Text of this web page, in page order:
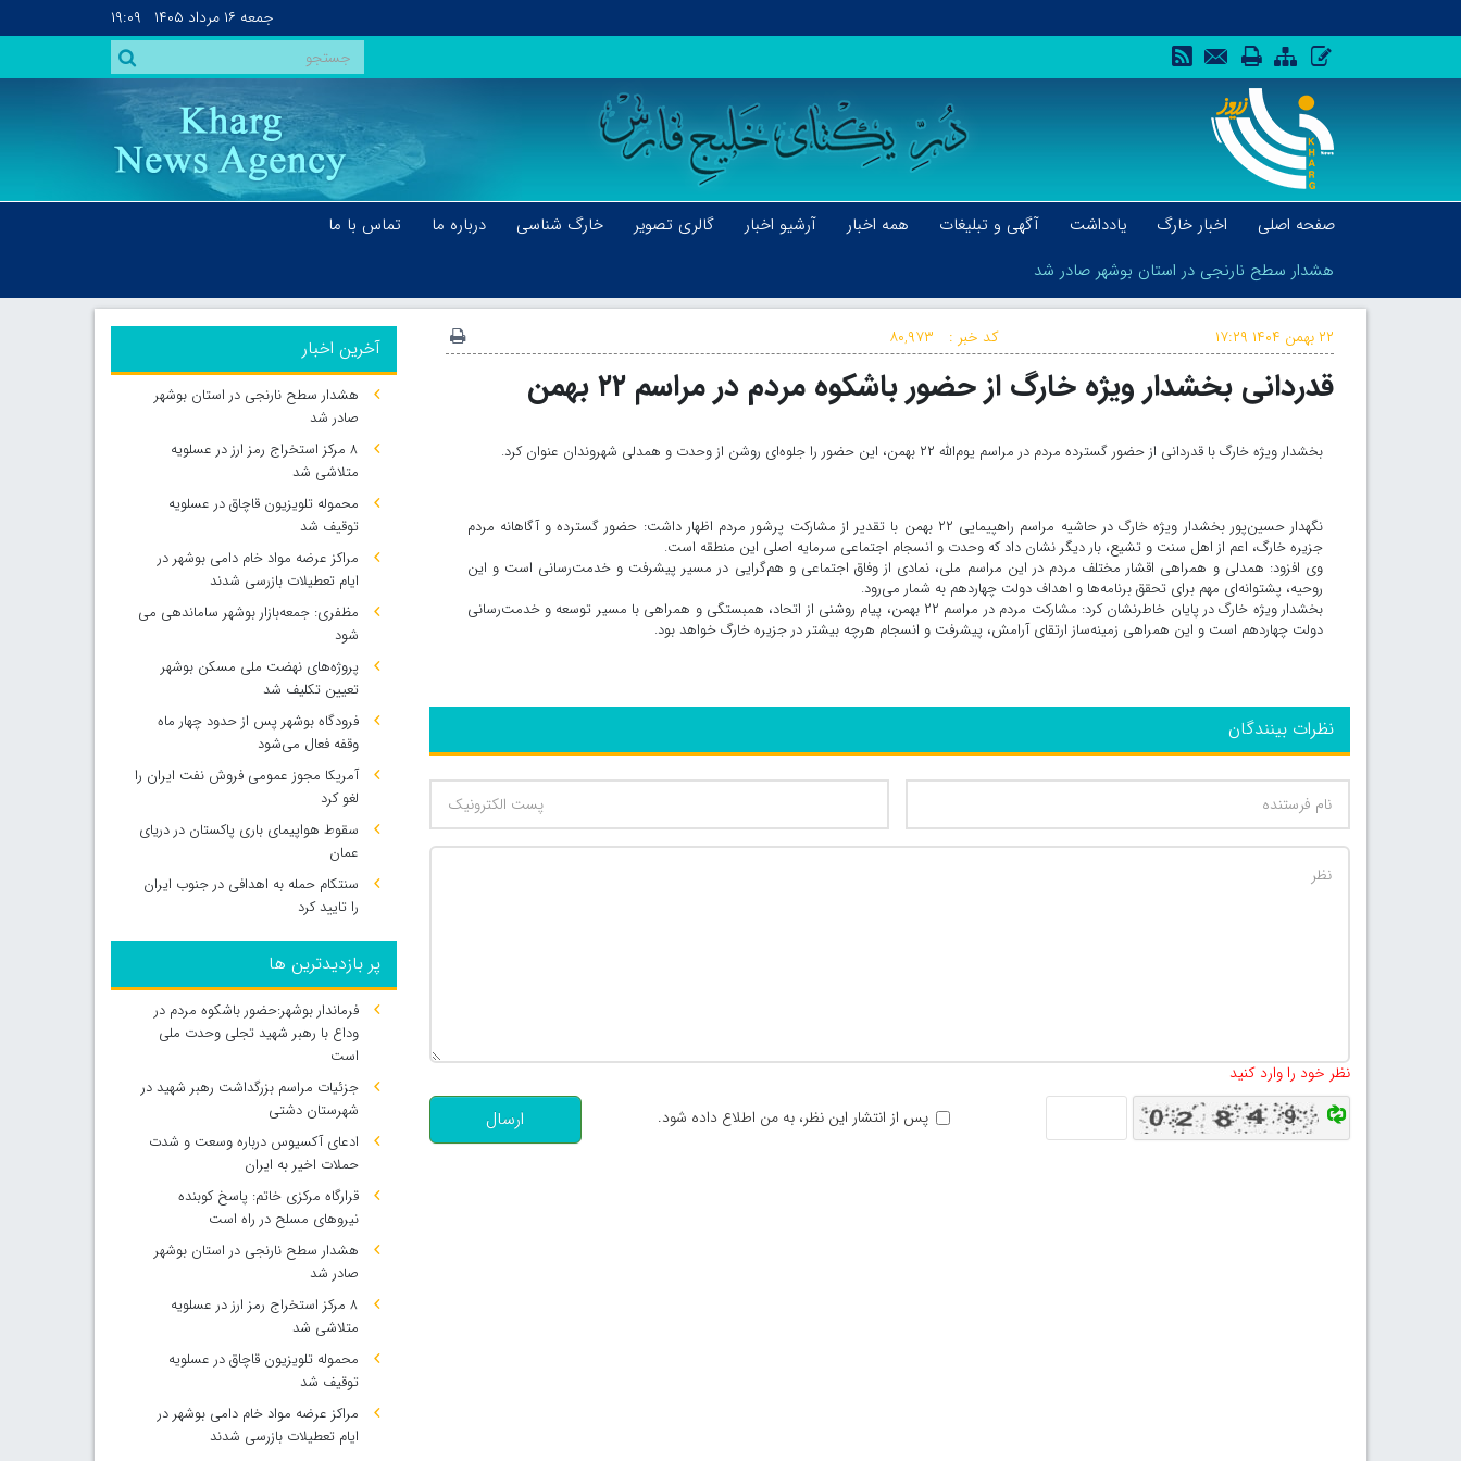
جمعه ۱۶ مرداد ۱۴۰۵ ۱۹:۰۹
صفحه اصلی اخبار خارگ یادداشت آگهی و تبلیغات همه اخبار آرشیو اخبار گالری تصویر خارگ شناسی درباره ما
تماس با ما
هشدار سطح نارنجی در استان بوشهر صادر شد
هشدار سطح نارنجی در استان بوشهر صادر شد
کد خبر : ۸۰,۹۷۳ ۲۲ بهمن ۱۴۰۴ ۱۷:۲۹
قدردانی بخشدار ویژه خارگ از حضور باشکوه مردم در مراسم ۲۲ بهمن
بخشدار ویژه خارگ با قدردانی از حضور گسترده مردم در مراسم یوم‌الله ۲۲ بهمن، این حضور را جلوه‌ای روشن از وحدت و همدلی شهروندان عنوان کرد.
نگهدار حسین‌پور بخشدار ویژه خارگ در حاشیه مراسم راهپیمایی ۲۲ بهمن با تقدیر از مشارکت پرشور مردم اظهار داشت: حضور گسترده و آگاهانه مردم
جزیره خارگ، اعم از اهل سنت و تشیع، بار دیگر نشان داد که وحدت و انسجام اجتماعی سرمایه اصلی این منطقه است.
وی افزود: همدلی و همراهی اقشار مختلف مردم در این مراسم ملی، نمادی از وفاق اجتماعی و هم‌گرایی در مسیر پیشرفت و خدمت‌رسانی است و این
روحیه، پشتوانه‌ای مهم برای تحقق برنامه‌ها و اهداف دولت چهاردهم به شمار می‌رود.
بخشدار ویژه خارگ در پایان خاطرنشان کرد: مشارکت مردم در مراسم ۲۲ بهمن، پیام روشنی از اتحاد، همبستگی و همراهی با مسیر توسعه و خدمت‌رسانی
دولت چهاردهم است و این همراهی زمینه‌ساز ارتقای آرامش، پیشرفت و انسجام هرچه بیشتر در جزیره خارگ خواهد بود.
نظرات بینندگان
نظر خود را وارد کنید
پس از انتشار این نظر، به من اطلاع داده شود.
ارسال
آخرین اخبار
هشدار سطح نارنجی در استان بوشهر
صادر شد
۸ مرکز استخراج رمز ارز در عسلویه
متلاشی شد
محموله تلویزیون قاچاق در عسلویه
توقیف شد
مراکز عرضه مواد خام دامی بوشهر در
ایام تعطیلات بازرسی شدند
مظفری: جمعه‌بازار بوشهر ساماندهی می‌
شود
پروژه‌های نهضت ملی مسکن بوشهر
تعیین تکلیف شد
فرودگاه بوشهر پس از حدود چهار ماه
وقفه فعال می‌شود
آمریکا مجوز عمومی فروش نفت ایران را
لغو کرد
سقوط هواپیمای باری پاکستان در دریای
عمان
سنتکام حمله به اهدافی در جنوب ایران
را تایید کرد
پر بازدیدترین ها
فرماندار بوشهر:حضور باشکوه مردم در
وداع با رهبر شهید تجلی وحدت ملی
است
جزئیات مراسم بزرگداشت رهبر شهید در
شهرستان دشتی
ادعای آکسیوس درباره وسعت و شدت
حملات اخیر به ایران
قرارگاه مرکزی خاتم: پاسخ کوبنده
نیروهای مسلح در راه است
هشدار سطح نارنجی در استان بوشهر
صادر شد
۸ مرکز استخراج رمز ارز در عسلویه
متلاشی شد
محموله تلویزیون قاچاق در عسلویه
توقیف شد
مراکز عرضه مواد خام دامی بوشهر در
ایام تعطیلات بازرسی شدند